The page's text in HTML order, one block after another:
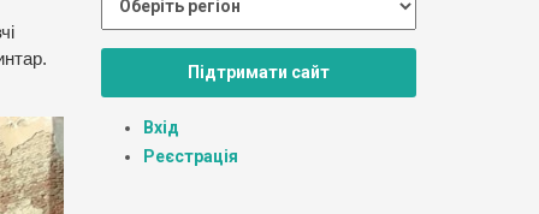
Підтримати сайт
Вхід
Реєстрація